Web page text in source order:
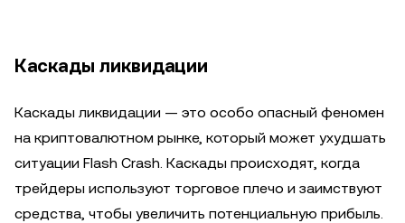
Каскады ликвидации
Каскады ликвидации — это особо опасный феномен
на криптовалютном рынке, который может ухудшать
ситуации Flash Crash. Каскады происходят, когда
трейдеры используют торговое плечо и заимствуют
средства, чтобы увеличить потенциальную прибыль.